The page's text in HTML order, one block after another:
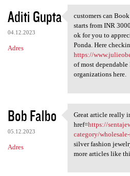
Aditi Gupta
04.12.2023
Adres
customers can
customers can
starts from INR
ok for you to
Ponda. Here
https://
of most dependable
organizations here.
Bob Falbo
05.12.2023
Adres
Great article
Great article really
href=https://
category/wholesale-
silver fashion
more articles like